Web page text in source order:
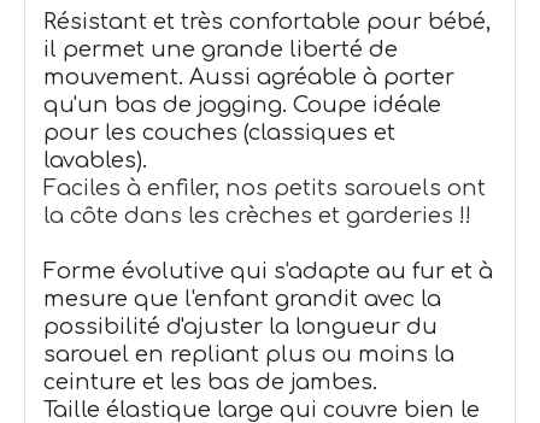
Résistant et très confortable pour bébé,
il permet une grande liberté de
mouvement. Aussi agréable à porter
qu'un bas de jogging. Coupe idéale
pour les couches (classiques et
lavables).
Faciles à enfiler, nos petits sarouels ont
la côte dans les crèches et garderies !!
Forme évolutive qui s'adapte au fur et à
mesure que l'enfant grandit avec la
possibilité d'ajuster la longueur du
sarouel en repliant plus ou moins la
ceinture et les bas de jambes.
Taille élastique large qui couvre bien le